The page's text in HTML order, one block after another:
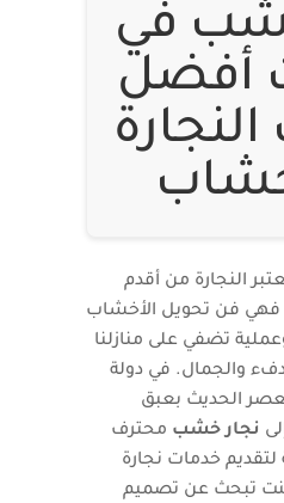
في
أفضل
النجارة من أقدم
فهي فن تحويل الأخشاب
تضفي على منازلنا
والجمال. في دولة
الحديث بعبق
نجار خشب محترف
لتقديم خدمات نجارة
تبحث عن تصميم